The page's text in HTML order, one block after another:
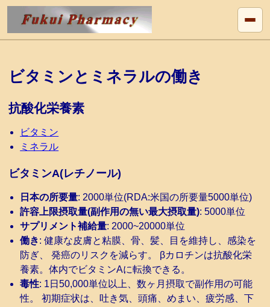
ビタミンとミネラルの働き
抗酸化栄養素
ビタミン
ミネラル
ビタミンA(レチノール)
日本の所要量: 2000単位(RDA:米国の所要量5000単位)
許容上限摂取量(副作用の無い最大摂取量): 5000単位
サプリメント補給量: 2000~20000単位
働き: 健康な皮膚と粘膜、骨、髪、目を維持し、感染を
防ぎ、 発癌のリスクを減らす。 βカロチンは抗酸化栄
養素。体内でビタミンAに転換できる。
毒性: 1日50,000単位以上、数ヶ月摂取で副作用の可能
性。 初期症状は、吐き気、頭痛、めまい、疲労感、下